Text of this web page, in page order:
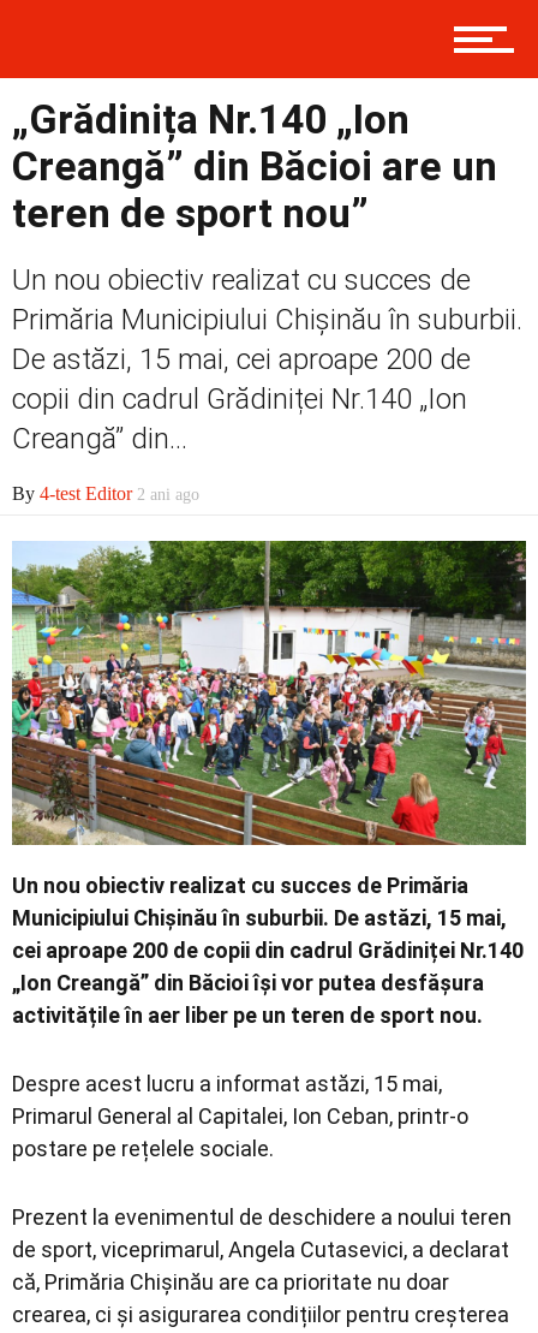
Externe
Social
Contact
„Grădinița Nr.140 „Ion
Creangă” din Băcioi are un
teren de sport nou”
Un nou obiectiv realizat cu succes de
Primăria Municipiului Chișinău în suburbii.
De astăzi, 15 mai, cei aproape 200 de
copii din cadrul Grădiniței Nr.140 „Ion
Creangă” din...
By 4-test Editor 2 ani ago
Un nou obiectiv realizat cu succes de Primăria
Municipiului Chișinău în suburbii. De astăzi, 15 mai,
cei aproape 200 de copii din cadrul Grădiniței Nr.140
„Ion Creangă” din Băcioi își vor putea desfășura
activitățile în aer liber pe un teren de sport nou.
Despre acest lucru a informat astăzi, 15 mai,
Primarul General al Capitalei, Ion Ceban, printr-o
postare pe rețelele sociale.
Prezent la evenimentul de deschidere a noului teren
de sport, viceprimarul, Angela Cutasevici, a declarat
că, Primăria Chișinău are ca prioritate nu doar
crearea, ci și asigurarea condițiilor pentru creșterea